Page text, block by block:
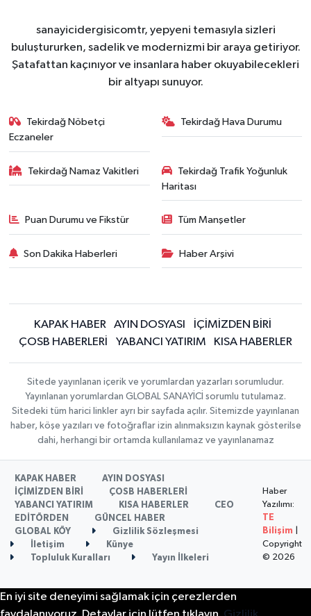
sanayicidergisicomtr, yepyeni temasıyla sizleri
buluştururken, sadelik ve modernizmi bir araya getiriyor.
Şatafattan kaçınıyor ve insanlara haber okuyabilecekleri
bir altyapı sunuyor.
Tekirdağ Nöbetçi
Eczaneler
Tekirdağ Hava Durumu
Tekirdağ Namaz Vakitleri
Tekirdağ Trafik Yoğunluk
Haritası
Puan Durumu ve Fikstür Tüm Manşetler
Son Dakika Haberleri Haber Arşivi
KAPAK HABER AYIN DOSYASI
İÇİMİZDEN BİRİ
ÇOSB HABERLERİ
YABANCI YATIRIM KISA HABERLER
Sitede yayınlanan içerik ve yorumlardan yazarları sorumludur.
Yayınlanan yorumlardan GLOBAL SANAYİCİ sorumlu tutulamaz.
Sitedeki tüm harici linkler ayrı bir sayfada açılır. Sitemizde yayınlanan
haber, köşe yazıları ve fotoğraflar izin alınmaksızın kaynak gösterilse
dahi, herhangi bir ortamda kullanılamaz ve yayınlanamaz
KAPAK HABER
AYIN DOSYASI
İÇİMİZDEN BİRİ
ÇOSB HABERLERİ
YABANCI YATIRIM
KISA HABERLER
CEO
EDİTÖRDEN
GÜNCEL HABER
GLOBAL KÖY
Gizlilik Sözleşmesi
İletişim
Künye
Topluluk Kuralları
Yayın İlkeleri
Haber
Yazılımı:
TE
Bilişim
Copyright
© 2026
En iyi site deneyimi sağlamak için çerezlerden